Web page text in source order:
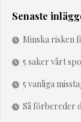
Senaste
Minska risken
5 saker vårt
5 vanliga
Så förbereder